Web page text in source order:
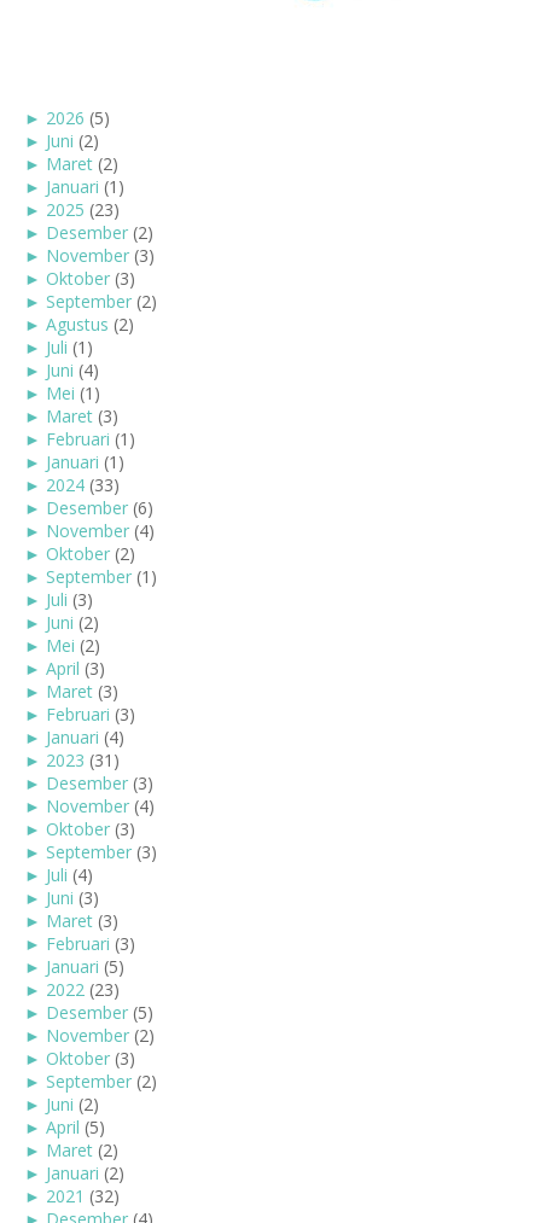
► 2026 (5)
► Juni (2)
► Maret (2)
► Januari (1)
► 2025 (23)
► Desember (2)
► November (3)
► Oktober (3)
► September (2)
► Agustus (2)
► Juli (1)
► Juni (4)
► Mei (1)
► Maret (3)
► Februari (1)
► Januari (1)
► 2024 (33)
► Desember (6)
► November (4)
► Oktober (2)
► September (1)
► Juli (3)
► Juni (2)
► Mei (2)
► April (3)
► Maret (3)
► Februari (3)
► Januari (4)
► 2023 (31)
► Desember (3)
► November (4)
► Oktober (3)
► September (3)
► Juli (4)
► Juni (3)
► Maret (3)
► Februari (3)
► Januari (5)
► 2022 (23)
► Desember (5)
► November (2)
► Oktober (3)
► September (2)
► Juni (2)
► April (5)
► Maret (2)
► Januari (2)
► 2021 (32)
► Desember (4)